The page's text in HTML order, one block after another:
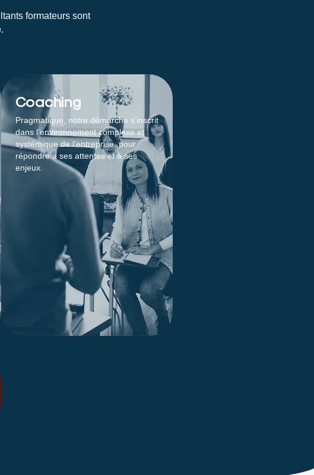
formateurs sont
.
Coaching
Pragmatique, notre démarche s’inscrit
dans l’environnement complexe et
systémique de l’entreprise, pour
répondre à ses attentes et à ses
enjeux.